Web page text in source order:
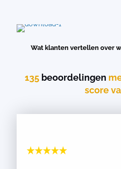
Wat klanten vertellen over
135 beoordelingen
score